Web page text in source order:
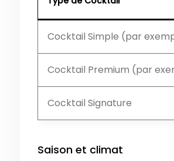
Cocktail Simple (par
Cocktail Premium (par
Cocktail Signature
Saison et climat